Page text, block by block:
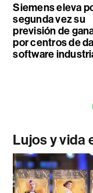
Siemens eleva
segunda vez su
previsión de
por centros de
software
Lujos y vida